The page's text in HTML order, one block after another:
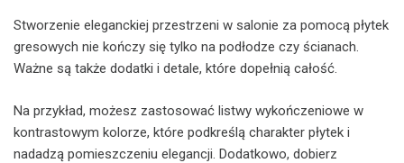
Stworzenie eleganckiej przestrzeni w salonie za pomocą płytek
gresowych nie kończy się tylko na podłodze czy ścianach.
Ważne są także dodatki i detale, które dopełnią całość.
Na przykład, możesz zastosować listwy wykończeniowe w
kontrastowym kolorze, które podkreślą charakter płytek i
nadadzą pomieszczeniu elegancji. Dodatkowo, dobierz